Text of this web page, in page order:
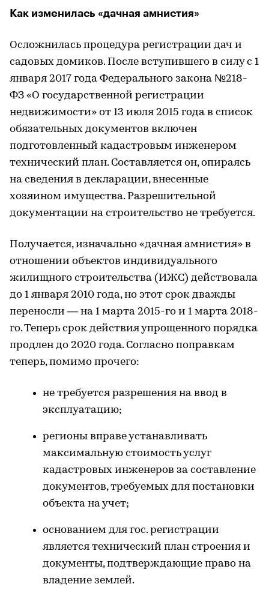
Как изменилась «дачная амнистия»
Осложнилась процедура регистрации дач и
садовых домиков. После вступившего в силу с 1
января 2017 года Федерального закона №218-
ФЗ «О государственной регистрации
недвижимости» от 13 июля 2015 года в список
обязательных документов включен
подготовленный кадастровым инженером
технический план. Составляется он, опираясь
на сведения в декларации, внесенные
хозяином имущества. Разрешительной
документации на строительство не требуется.
Получается, изначально «дачная амнистия» в
отношении объектов индивидуального
жилищного строительства (ИЖС) действовала
до 1 января 2010 года, но этот срок дважды
переносли — на 1 марта 2015-го и 1 марта 2018-
го. Теперь срок действия упрощенного порядка
продлен до 2020 года. Согласно поправкам
теперь, помимо прочего:
не требуется разрешения на ввод в
эксплуатацию;
регионы вправе устанавливать
максимальную стоимость услуг
кадастровых инженеров за составление
документов, требуемых для постановки
объекта на учет;
основанием для гос. регистрации
является технический план строения и
документы, подтверждающие право на
владение землей.